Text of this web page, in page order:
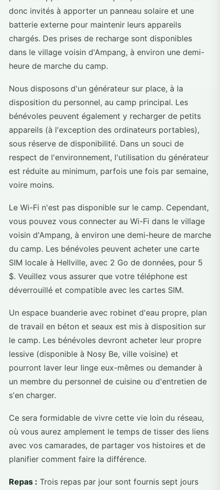
donc invités à apporter un panneau solaire et une
batterie externe pour maintenir leurs appareils
chargés. Des prises de recharge sont disponibles
dans le village voisin d'Ampang, à environ une demi-
heure de marche du camp.
Nous disposons d'un générateur sur place, à la
disposition du personnel, au camp principal. Les
bénévoles peuvent également y recharger de petits
appareils (à l'exception des ordinateurs portables),
sous réserve de disponibilité. Dans un souci de
respect de l'environnement, l'utilisation du générateur
est réduite au minimum, parfois une fois par semaine,
voire moins.
Le Wi-Fi n'est pas disponible sur le camp. Cependant,
vous pouvez vous connecter au Wi-Fi dans le village
voisin d'Ampang, à environ une demi-heure de marche
du camp. Les bénévoles peuvent acheter une carte
SIM locale à Hellville, avec 2 Go de données, pour 5
$. Veuillez vous assurer que votre téléphone est
déverrouillé et compatible avec les cartes SIM.
Un espace buanderie avec robinet d'eau propre, plan
de travail en béton et seaux est mis à disposition sur
le camp. Les bénévoles devront acheter leur propre
lessive (disponible à Nosy Be, ville voisine) et
pourront laver leur linge eux-mêmes ou demander à
un membre du personnel de cuisine ou d'entretien de
s'en charger.
Ce sera formidable de vivre cette vie loin du réseau,
où vous aurez amplement le temps de tisser des liens
avec vos camarades, de partager vos histoires et de
planifier comment faire la différence.
Repas : Trois repas par jour sont fournis sept jours